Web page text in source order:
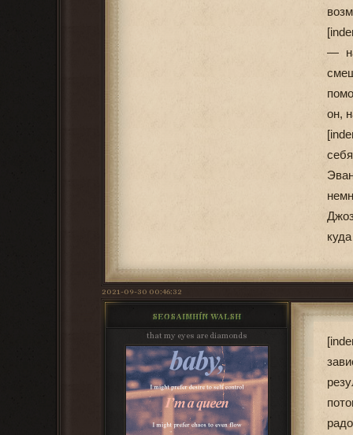
—
он,
2021-09-30 00:46:32
SEOSAIMHÍN WALSH
that my eyes are diamonds